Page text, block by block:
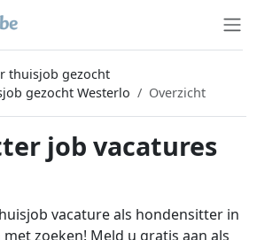
thuisjob gezocht
gezocht Westerlo
Overzicht
job vacatures
vacature als hondensitter in
zoeken! Meld u gratis aan als